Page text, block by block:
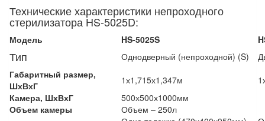
Технические характеристики непроходного
стерилизатора HS-5025D:
Модель HS-5025S
Тип Однодверный (непроходной) (S)
Габаритный размер,
ШхВхГ
1х1,715х1,347м
Камера, ШхВхГ
500х500х1000мм
Объем камеры
Объем – 250л